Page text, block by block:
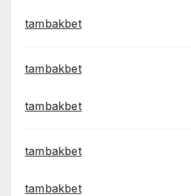
tambakbet
tambakbet
tambakbet
tambakbet
tambakbet